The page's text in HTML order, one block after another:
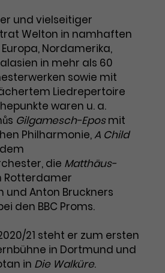
Cookie wird von Google
installiert. Das Cookie
um Informationen
zu speichern, wie
eine Website
und hilft bei der Erstellung
Analyseberichts über die
der Website. Die
Daten umfassen in
Form die Anzahl
die Quelle, aus der sie
und die besuchten
63561367-1
Ads
Cookie speichert
zu Werbeklicks und
Zuordnung von
zu Google Ads-
/ DoubleClick
und vielseitiger
Welton in namhaften
Nordamerika,
in mehr als 60
sowie mit
Liedrepertoire
waren u. a.
Gilgamesch-Eposmit
Philharmonie,A Child
die Matthäus-
und Anton Bruckners
den BBC Proms.
21 steht er zum ersten
in Dortmund und
in Die Walküre.